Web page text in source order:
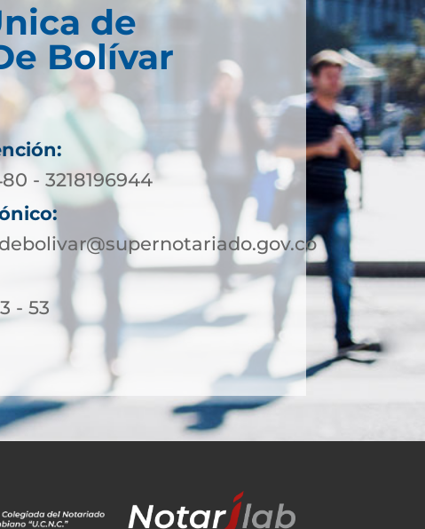
de
Bolívar
- 3218196944
- 53